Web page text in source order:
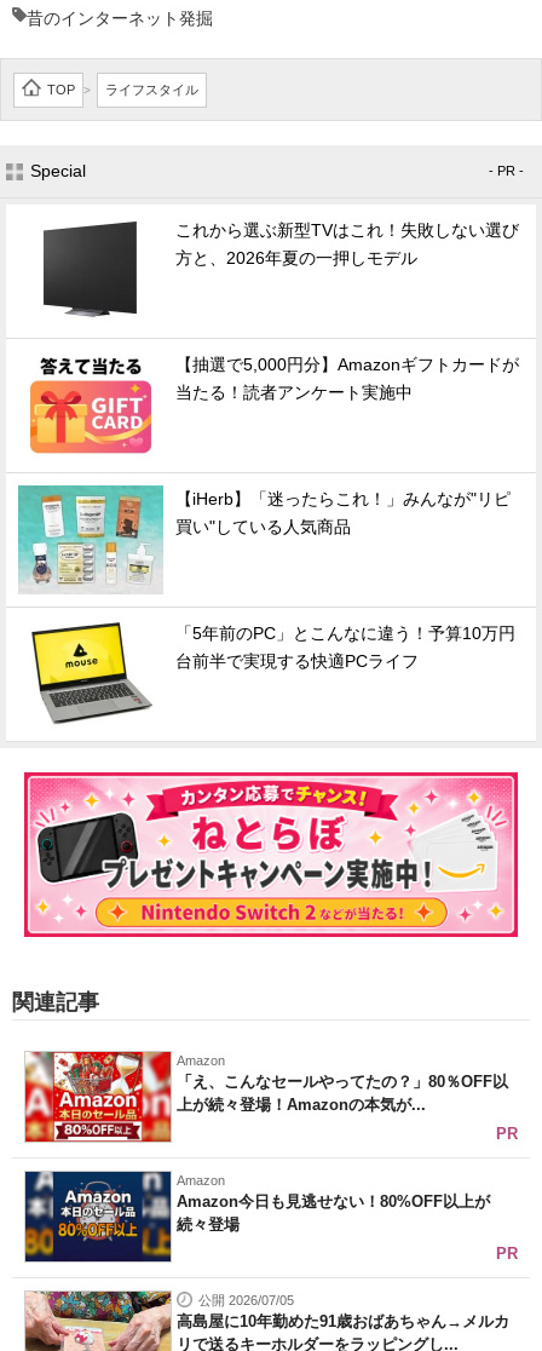
昔のインターネット発掘
TOP > ライフスタイル
Special - PR -
これから選ぶ新型TVはこれ！失敗しない選び
方と、2026年夏の一押しモデル
【抽選で5,000円分】Amazonギフトカードが
当たる！読者アンケート実施中
【iHerb】「迷ったらこれ！」みんなが"リピ
買い"している人気商品
「5年前のPC」とこんなに違う！予算10万円
台前半で実現する快適PCライフ
関連記事
Amazon
「え、こんなセールやってたの？」80％OFF以
上が続々登場！Amazonの本気が...
PR
Amazon
Amazon今日も見逃せない！80%OFF以上が
続々登場
PR
公開 2026/07/05
高島屋に10年勤めた91歳おばあちゃん→メルカ
リで送るキーホルダーをラッピングし...